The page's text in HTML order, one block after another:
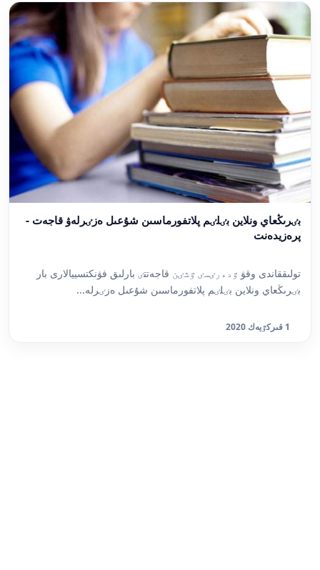
بٸرىڭعاي ونلاين بٸلٸم پلاتفورماسىن شۇعىل ەزٸرلەۋ قاجەت -
پرەزيدەنت
تولىققاندى وقۋ ٷدەرٸسٸ ٷشٸن قاجەتتٸ بارلىق فۋنكتسييالارى بار
بٸرىڭعاي ونلاين بٸلٸم پلاتفورماسىن شۇعىل ەزٸرلە...
1 قىركٷيەك 2020